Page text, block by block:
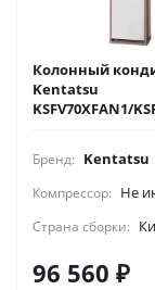
Колонный
Kentatsu
KSFV70XFAN1/
Бренд: Kentatsu
Компрессор: Не
Страна сборки:
96 560 ₽